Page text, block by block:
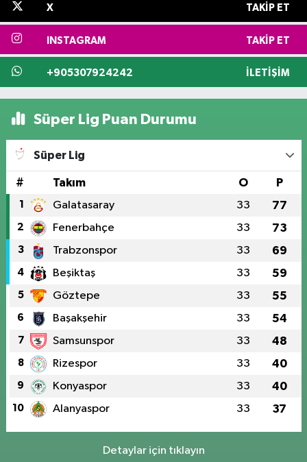
X TAKIP ET
INSTAGRAM TAKIP ET
+905307924242 İLETIŞIM
Süper Lig Puan Durumu
Süper Lig
# Takım O P
1 Galatasaray 33 77
2 Fenerbahçe 33 73
3 Trabzonspor 33 69
4 Beşiktaş 33 59
5 Göztepe 33 55
6 Başakşehir 33 54
7 Samsunspor 33 48
8 Rizespor 33 40
9 Konyaspor 33 40
10 Alanyaspor 33 37
Detaylar için tıklayın